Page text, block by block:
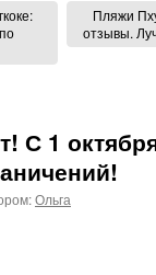
Пляжи
отзывы.
С 1
Ольга